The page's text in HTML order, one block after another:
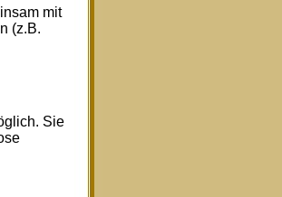
mit
(z.B.
Sie